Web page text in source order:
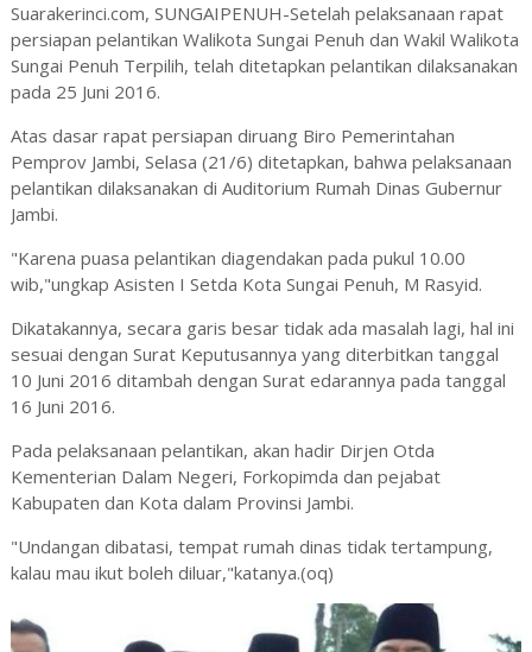
Suarakerinci.com, SUNGAIPENUH-Setelah pelaksanaan rapat
persiapan pelantikan Walikota Sungai Penuh dan Wakil Walikota
Sungai Penuh Terpilih, telah ditetapkan pelantikan dilaksanakan
pada 25 Juni 2016.
Atas dasar rapat persiapan diruang Biro Pemerintahan
Pemprov Jambi, Selasa (21/6) ditetapkan, bahwa pelaksanaan
pelantikan dilaksanakan di Auditorium Rumah Dinas Gubernur
Jambi.
"Karena puasa pelantikan diagendakan pada pukul 10.00
wib,"ungkap Asisten I Setda Kota Sungai Penuh, M Rasyid.
Dikatakannya, secara garis besar tidak ada masalah lagi, hal ini
sesuai dengan Surat Keputusannya yang diterbitkan tanggal
10 Juni 2016 ditambah dengan Surat edarannya pada tanggal
16 Juni 2016.
Pada pelaksanaan pelantikan, akan hadir Dirjen Otda
Kementerian Dalam Negeri, Forkopimda dan pejabat
Kabupaten dan Kota dalam Provinsi Jambi.
"Undangan dibatasi, tempat rumah dinas tidak tertampung,
kalau mau ikut boleh diluar,"katanya.(oq)